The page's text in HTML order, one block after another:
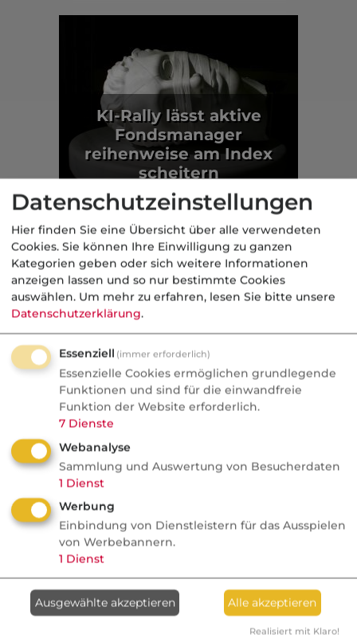
KI-Rally lässt aktive
Fondsmanager
reihenweise am Index
scheitern
Fonds
Aus der dvb-Redaktion
Politik
Sorgen um Deutschlands
Kreditwürdigkeit
Die Bundesrepublik gehört zu den rund
einem Dutzend Staaten weltweit, denen
die Ratingagenturen mit der Bestnote
AAA höchste Zahlungsfähigkeit
bescheinigen. Diese Einstufung könnte
jetzt ...
Komposit
Datenschutzeinstellungen
Hier finden Sie eine Übersicht über alle verwendeten
Cookies. Sie können Ihre Einwilligung zu ganzen
Kategorien geben oder sich weitere Informationen
anzeigen lassen und so nur bestimmte Cookies
auswählen. Um mehr zu erfahren, lesen Sie bitte unsere
Datenschutzerklärung.
Essenziell (immer erforderlich)
Essenzielle Cookies ermöglichen grundlegende
Funktionen und sind für die einwandfreie
Funktion der Website erforderlich.
7 Dienste
Webanalyse
Sammlung und Auswertung von Besucherdaten
1 Dienst
Werbung
Einbindung von Dienstleistern für das Ausspielen
von Werbebannern.
1 Dienst
Ausgewählte akzeptieren Alle akzeptieren
Realisiert mit Klaro!